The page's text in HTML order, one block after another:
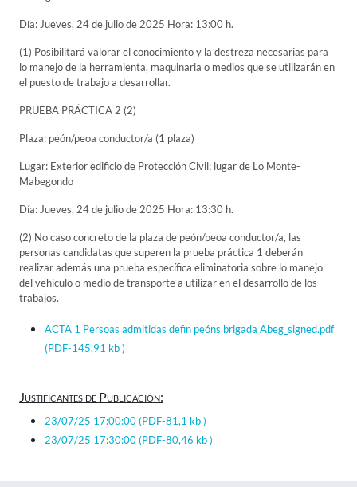
Día: Jueves, 24 de julio de 2025 Hora: 13:00 h.
(1) Posibilitará valorar el conocimiento y la destreza necesarias para
lo manejo de la herramienta, maquinaria o medios que se utilizarán en
el puesto de trabajo a desarrollar.
PRUEBA PRÁCTICA 2 (2)
Plaza: peón/peoa conductor/a (1 plaza)
Lugar: Exterior edificio de Protección Civil; lugar de Lo Monte-
Mabegondo
Día: Jueves, 24 de julio de 2025 Hora: 13:30 h.
(2) No caso concreto de la plaza de peón/peoa conductor/a, las
personas candidatas que superen la prueba práctica 1 deberán
realizar además una prueba específica eliminatoria sobre lo manejo
del vehículo o medio de transporte a utilizar en el desarrollo de los
trabajos.
ACTA 1 Persoas admitidas defin peóns brigada Abeg_signed.pdf
(PDF-145,91 kb )
Justificantes de Publicación:
23/07/25 17:00:00(PDF-81,1 kb )
23/07/25 17:30:00(PDF-80,46 kb )